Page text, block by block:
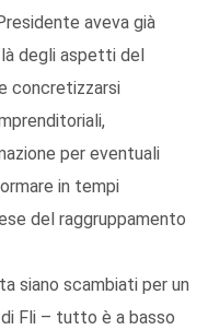
aveva già
degli aspetti del
concretizzarsi
per eventuali
in tempi
del raggruppamento
siano scambiati per un
Fli – tutto è a basso